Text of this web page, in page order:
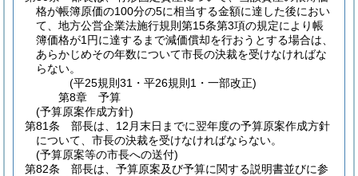
格が帳簿原価の100分の5に相当する金額に達した後におい
て、地方公営企業法施行規則第15条第3項の規定により帳
簿価格が1円に達するまで減価償却を行おうとする場合は、
あらかじめその年数について市長の決裁を受けなければな
らない。
(平25規則31・平26規則1・一部改正)
第8章
予算
(予算原案作成方針)
第81条
部長は、12月末日までに翌年度の予算原案作成方針
について、市長の決裁を受けなければならない。
(予算原案等の市長への送付)
第82条
部長は、予算原案及び予算に関する説明書並びに参